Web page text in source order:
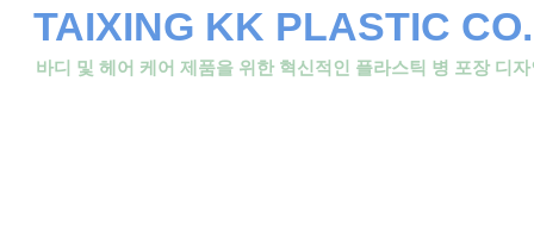
TAIXING KK PLASTIC
바디 및 헤어 케어 제품을 위한 혁신적인 플라스틱 병 포장 디자